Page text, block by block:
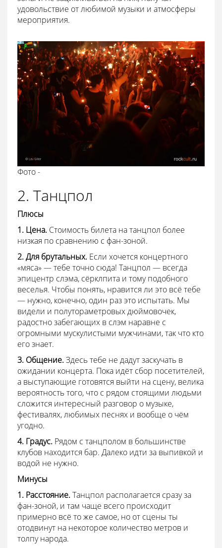
удовольствие от любимой музыки и атмосферы
мероприятия.
Фото -
2. Танцпол
Плюсы
1. Цена. Стоимость билета на танцпол более
низкая по сравнению с фан-зоной.
2. Для брутальных. Если хочется концертного
«мяса» — тебе точно сюда! Танцпол — всегда
эпицентр слэма, сёрклпита и тому подобного
веселья. Чтобы понять, нравится ли это всё тебе
— нужно, конечно, один раз это испытать. Мы
видели и полутораметровых дюймовочек,
радостно забегающих в слэм наравне с
огромными мускулистыми мужчинами, так что кто
его знает.
3. Общение.Здесь тебе не дадут заскучать в
ожидании концерта. Пока идёт сбор посетителей,
а выступающие готовятся выйти на сцену, велика
вероятность того, что с рядом стоящими людьми
сложится интересный разговор о музыке,
фестивалях, любимых песнях и вообще о чём
угодно.
4. Градус. Рядом с танцполом в большинстве
клубов находится бар. Далеко идти за выпивкой и
водой не нужно.
Минусы
1. Расстояние.Танцпол располагается сразу за
фан-зоной, и там чаще всего происходит
примерно всё то же самое, но от сцены ты
отодвинут на некоторое количество метров и
толпу народа.